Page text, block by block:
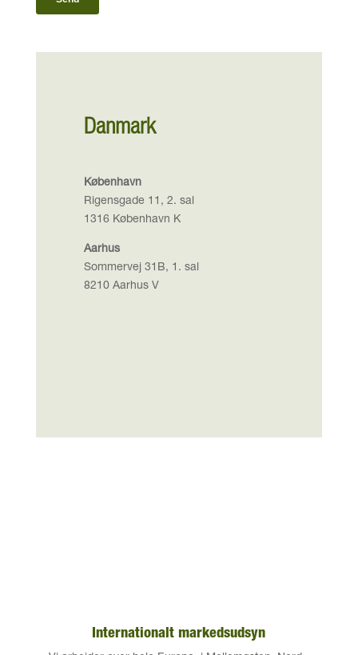
Danmark
København
Rigensgade 11, 2. sal
1316 København K
Aarhus
Sommervej 31B, 1. sal
8210 Aarhus V
Internationalt markedsudsyn